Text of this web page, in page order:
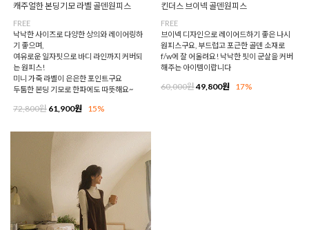
캐주얼한 본딩기모 라벨 골덴원피스
FREE
낙낙한 사이즈로 다양한 상의와 레이어링하
기 좋으며,
여유로운 일자핏으로 바디 라인까지 커버되
는 원피스!
미니 가죽 라벨이 은은한 포인트구요
두툼한 본딩 기모로 한파에도 따뜻해요~
72,800원 61,900원 15%
킨더스 브이넥 골덴원피스
FREE
브이넥 디자인으로 레이어드하기 좋은 나시
원피스구요, 부드럽고 포근한 골덴 소재로
f/w에 잘 어울려요! 낙낙한 핏이 군살을 커버
해주는 아이템이랍니다
60,000원49,800원 17%